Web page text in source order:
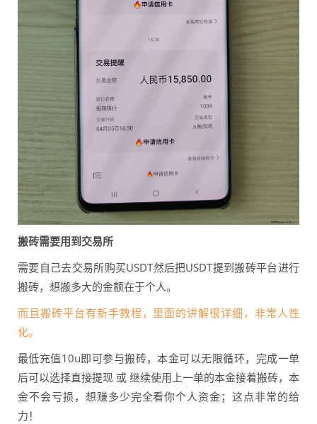
搬砖需要用到交易所
需要自己去交易所购买USDT然后把USDT提到搬砖平台进行
搬砖，想搬多大的金额在于个人。
而且搬砖平台有新手教程，里面的讲解很详细，非常人性
化。
最低充值10u即可参与搬砖，本金可以无限循环，完成一单
后可以选择直接提现 或 继续使用上一单的本金接着搬砖，本
金不会亏损，想赚多少完全看你个人资金；这点非常的给
力！